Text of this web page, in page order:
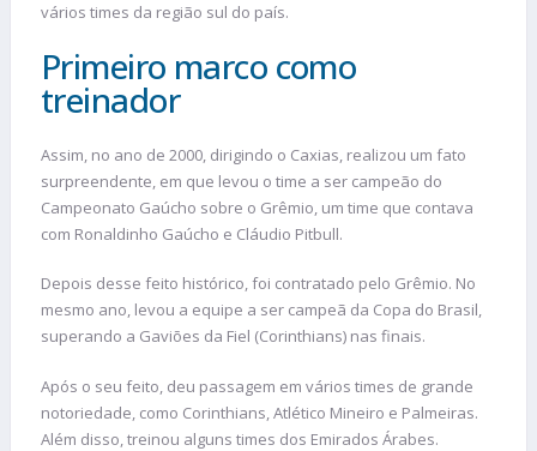
vários times da região sul do país.
Primeiro marco como
treinador
Assim, no ano de 2000, dirigindo o Caxias, realizou um fato
surpreendente, em que levou o time a ser campeão do
Campeonato Gaúcho sobre o Grêmio, um time que contava
com Ronaldinho Gaúcho e Cláudio Pitbull.
Depois desse feito histórico, foi contratado pelo Grêmio. No
mesmo ano, levou a equipe a ser campeã da Copa do Brasil,
superando a Gaviões da Fiel (Corinthians) nas finais.
Após o seu feito, deu passagem em vários times de grande
notoriedade, como Corinthians, Atlético Mineiro e Palmeiras.
Além disso, treinou alguns times dos Emirados Árabes.